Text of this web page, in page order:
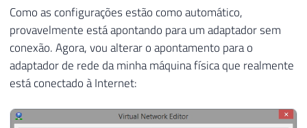
Como as configurações estão como automático,
provavelmente está apontando para um adaptador sem
conexão. Agora, vou alterar o apontamento para o
adaptador de rede da minha máquina física que realmente
está conectado à Internet: